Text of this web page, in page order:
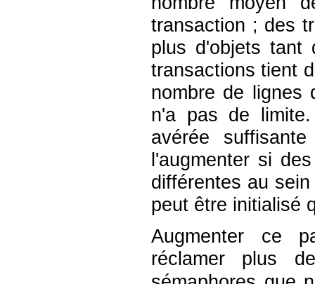
transaction ; des
plus d'objets tant
transactions tient
nombre de lignes
n'a pas de
avérée
l'augmenter si
différentes au
peut être initialisé
Augmenter ce
réclamer plus